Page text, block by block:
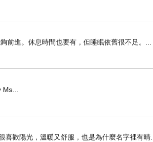
前進。休息時間也要有，但睡眠依舊很不足。...
歡陽光，溫暖又舒服，也是為什麼名字裡有晴...